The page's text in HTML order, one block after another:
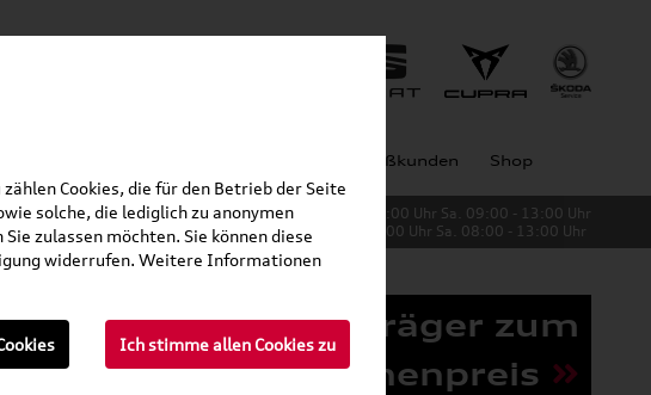
Großkunden Shop
Verkauf:Mo. - Fr. 08:00 - 19:00 Uhr Sa. 09:00 - 13:00 Uhr
Service:Mo. - Fr. 06:00 - 20:00 Uhr Sa. 08:00 - 13:00 Uhr
Grundträger zum
Schnäppchenpreis
Cookies, die für den Betrieb der Seite
solche, die lediglich zu anonymen
zulassen möchten. Sie können diese
widerrufen. Weitere Informationen
Ich stimme allen Cookies zu